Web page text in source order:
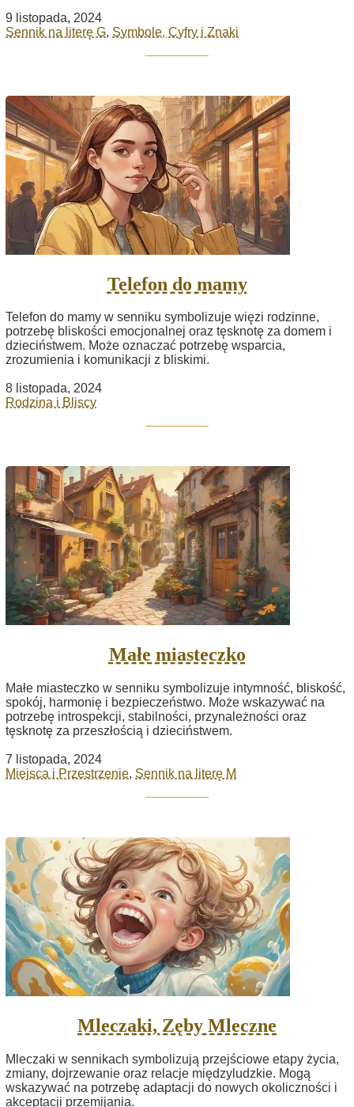
9 listopada, 2024
Sennik na literę G, Symbole, Cyfry i Znaki
Telefon do mamy
Telefon do mamy w senniku symbolizuje więzi rodzinne,
potrzebę bliskości emocjonalnej oraz tęsknotę za domem i
dzieciństwem. Może oznaczać potrzebę wsparcia,
zrozumienia i komunikacji z bliskimi.
8 listopada, 2024
Rodzina i Bliscy
Małe miasteczko
Małe miasteczko w senniku symbolizuje intymność, bliskość,
spokój, harmonię i bezpieczeństwo. Może wskazywać na
potrzebę introspekcji, stabilności, przynależności oraz
tęsknotę za przeszłością i dzieciństwem.
7 listopada, 2024
Miejsca i Przestrzenie, Sennik na literę M
Mleczaki, Zęby Mleczne
Mleczaki w sennikach symbolizują przejściowe etapy życia,
zmiany, dojrzewanie oraz relacje międzyludzkie. Mogą
wskazywać na potrzebę adaptacji do nowych okoliczności i
akceptacji przemijania.